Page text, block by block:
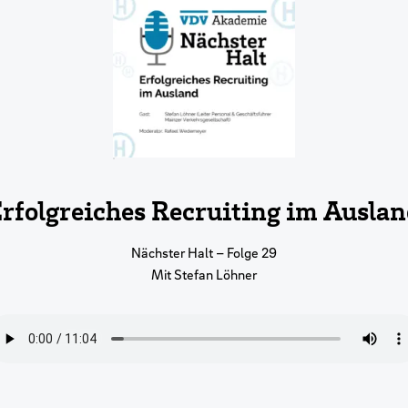
Recruiting im
Nächster Halt – Folge 29
Mit Stefan Löhner